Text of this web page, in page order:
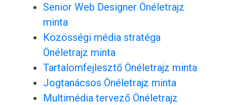
Senior Web Designer Önéletrajz
minta
Közösségi média stratéga
Önéletrajz minta
Tartalomfejlesztő Önéletrajz minta
Jogtanácsos Önéletrajz minta
Multimédia tervező Önéletrajz